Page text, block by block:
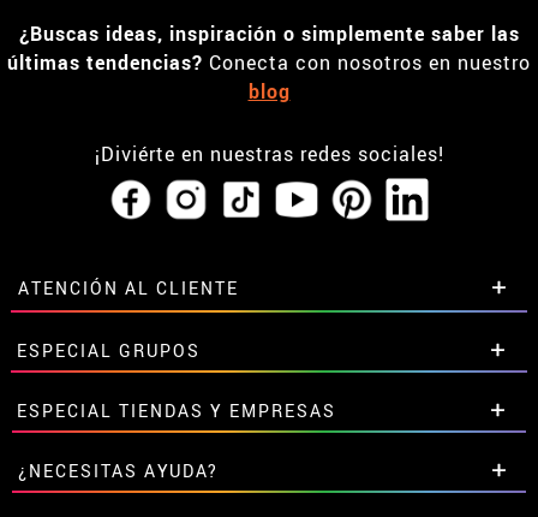
¿Buscas ideas, inspiración o simplemente saber las
últimas tendencias? Conecta con nosotros en nuestro
blog
¡Diviérte en nuestras redes sociales!
ATENCIÓN AL CLIENTE
• Horario tienda IBI
•Descuento estudiantes
• Sobre nosotros
• Condiciones de venta
• Aviso legal yPrivacidad
• Atencion al cliente
ESPECIAL GRUPOS
Descuentos especiales para grupos.
Contáctanos aquí
ESPECIAL TIENDAS Y EMPRESAS
Descuentos exclusivos para tiendas y empresas.
Contáctanos aquí
¿NECESITAS AYUDA?